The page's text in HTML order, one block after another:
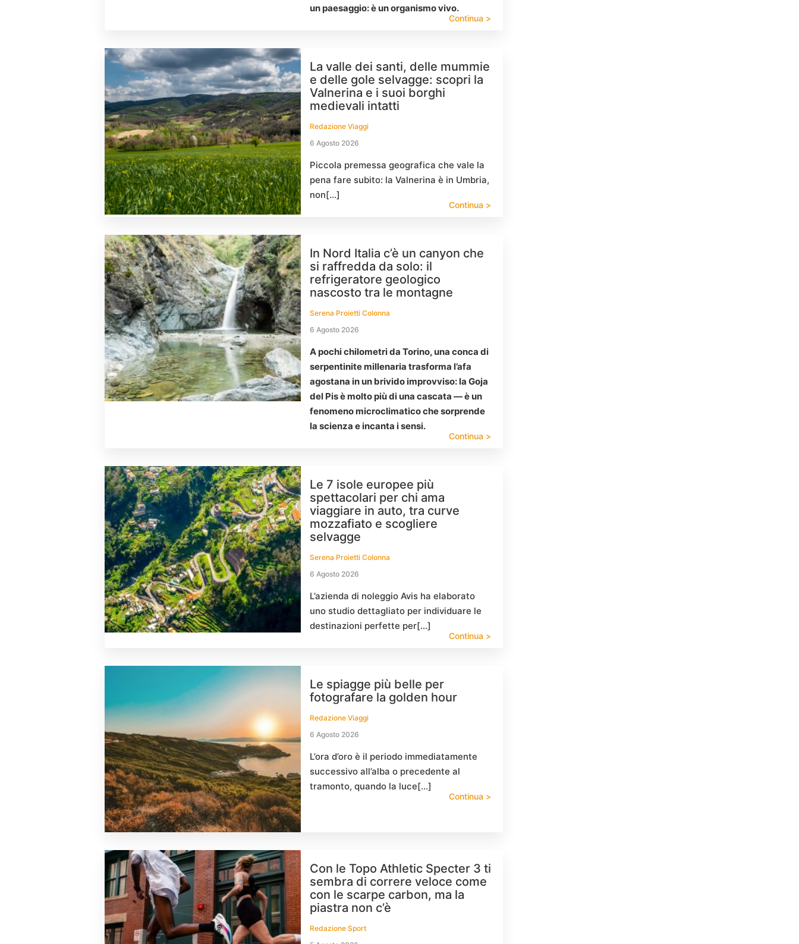
un paesaggio: è un organismo vivo.
Continua >
La valle dei santi, delle mummie
e delle gole selvagge: scopri la
Valnerina e i suoi borghi
medievali intatti
Redazione Viaggi
6 Agosto 2026
Piccola premessa geografica che vale la
pena fare subito: la Valnerina è in Umbria,
non[…]
Continua >
In Nord Italia c’è un canyon che
si raffredda da solo: il
refrigeratore geologico
nascosto tra le montagne
Serena Proietti Colonna
6 Agosto 2026
A pochi chilometri da Torino, una conca di
serpentinite millenaria trasforma l’afa
agostana in un brivido improvviso: la Goja
del Pis è molto più di una cascata — è un
fenomeno microclimatico che sorprende
la scienza e incanta i sensi.
Continua >
Le 7 isole europee più
spettacolari per chi ama
viaggiare in auto, tra curve
mozzafiato e scogliere
selvagge
Serena Proietti Colonna
6 Agosto 2026
L’azienda di noleggio Avis ha elaborato
uno studio dettagliato per individuare le
destinazioni perfette per[…]
Continua >
Le spiagge più belle per
fotografare la golden hour
Redazione Viaggi
6 Agosto 2026
L’ora d’oro è il periodo immediatamente
successivo all’alba o precedente al
tramonto, quando la luce[…]
Continua >
Con le Topo Athletic Specter 3 ti
sembra di correre veloce come
con le scarpe carbon, ma la
piastra non c’è
Redazione Sport